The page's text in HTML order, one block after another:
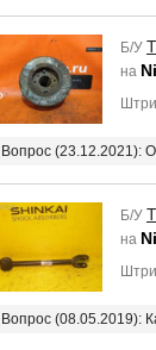
Б/У
на
Вопрос (23.12.2021):
Б/У
на
Вопрос (08.05.2019):